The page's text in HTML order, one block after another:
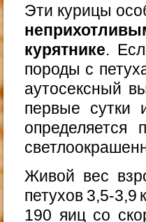
Эти курицы
курятнике.
породы с
аутосексный
первые сутки
Живой вес
петухов 3,5-3,9
190 яиц со